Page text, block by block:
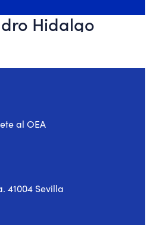
Hidalgo
al OEA
41004 Sevilla